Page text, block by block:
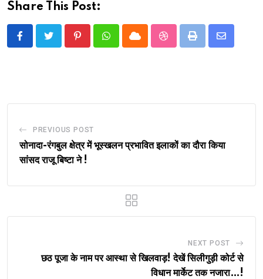
Share This Post:
PinterestWhatsappCloud StumbleUpon
Print
Share
PREVIOUS POST
सोनादा-रंगबुल क्षेत्र में भूस्खलन प्रभावित इलाकों का दौरा किया
सांसद राजू बिष्टा ने !
NEXT POST
छठ पूजा के नाम पर आस्था से खिलवाड़! देखें सिलीगुड़ी कोर्ट से
विधान मार्केट तक नजारा…!